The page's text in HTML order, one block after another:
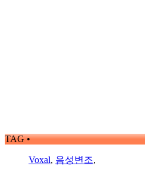
TAG •
Voxal, 음성변조,